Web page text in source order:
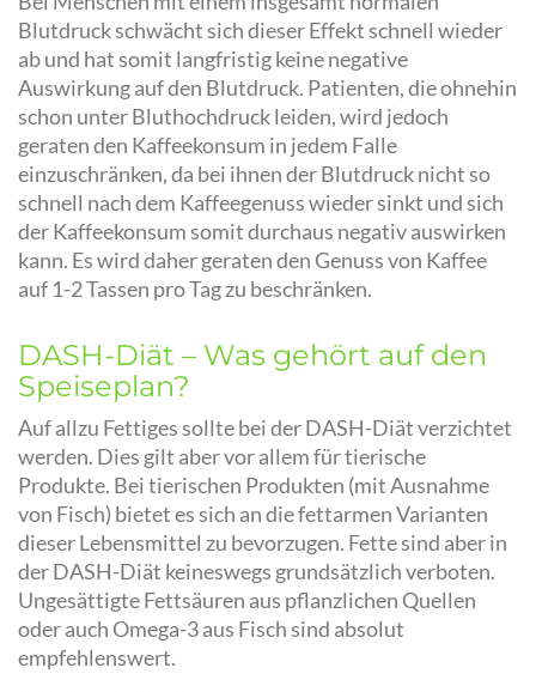
Blutdruck schwächt sich dieser Effekt schnell wieder
ab und hat somit langfristig keine negative
Auswirkung auf den Blutdruck. Patienten, die ohnehin
schon unter Bluthochdruck leiden, wird jedoch
geraten den Kaffeekonsum in jedem Falle
einzuschränken, da bei ihnen der Blutdruck nicht so
schnell nach dem Kaffeegenuss wieder sinkt und sich
der Kaffeekonsum somit durchaus negativ auswirken
kann. Es wird daher geraten den Genuss von Kaffee
auf 1-2 Tassen pro Tag zu beschränken.
DASH-Diät – Was gehört auf den
Speiseplan?
Auf allzu Fettiges sollte bei der DASH-Diät verzichtet
werden. Dies gilt aber vor allem für tierische
Produkte. Bei tierischen Produkten (mit Ausnahme
von Fisch) bietet es sich an die fettarmen Varianten
dieser Lebensmittel zu bevorzugen. Fette sind aber in
der DASH-Diät keineswegs grundsätzlich verboten.
Ungesättigte Fettsäuren aus pflanzlichen Quellen
oder auch Omega-3 aus Fisch sind absolut
empfehlenswert.